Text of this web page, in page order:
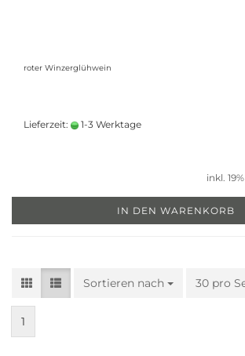
roter Winzerglühwein
Lieferzeit: 1-3 Werktage
inkl.
IN DEN WARENKORB
Sortieren nach
Sortieren nach 30 pro
pro Seite
1